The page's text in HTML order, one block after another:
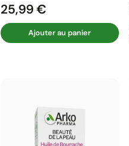
Prix
25,99 €
Ajouter au panier